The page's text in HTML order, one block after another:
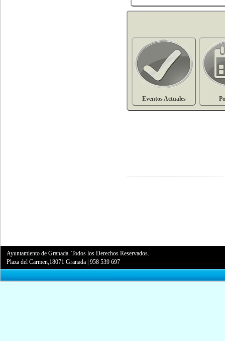
Eventos Actuales
Ayuntamiento de Granada. Todos los Derechos Reservados.
Plaza del Carmen,18071 Granada |958 539 697